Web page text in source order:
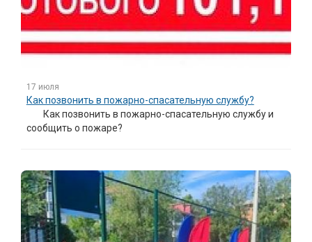
17 июля
Как позвонить в пожарно-спасательную службу?
Как позвонить в пожарно-спасательную службу и
сообщить о пожаре?